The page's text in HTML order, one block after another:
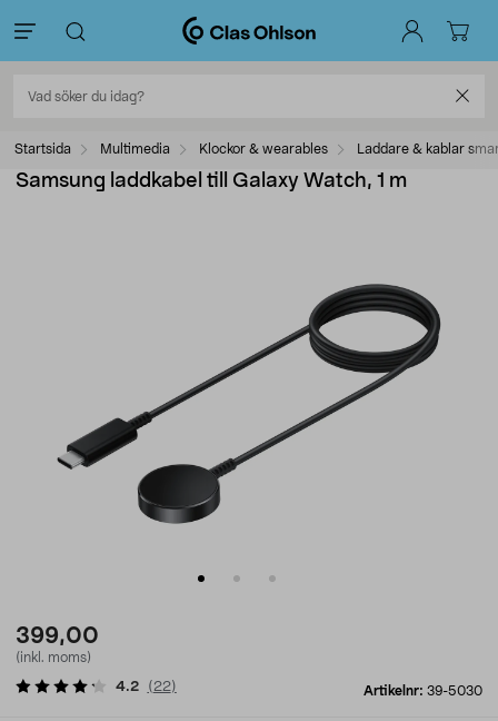
Startsida Multimedia Klockor & wearables Laddare & kablar
Samsung laddkabel till Galaxy Watch, 1 m
399,00
(inkl. moms)
Artikelnr: 39-5030
4.2 ( 22)